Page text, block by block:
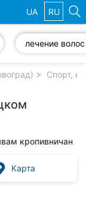
UA RU
лечение волос
Спорт,
кропивничан
Карта